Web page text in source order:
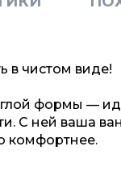
в чистом виде!
формы —
С ней ваша
комфортнее.